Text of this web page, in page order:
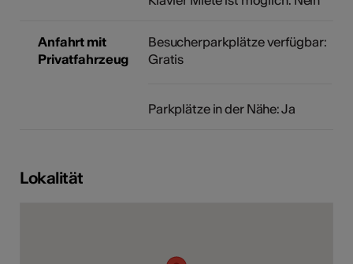
Anfahrt mit
Privatfahrzeug
Besucherparkplätze verfügbar:
Gratis
Parkplätze in der Nähe: Ja
Lokalität